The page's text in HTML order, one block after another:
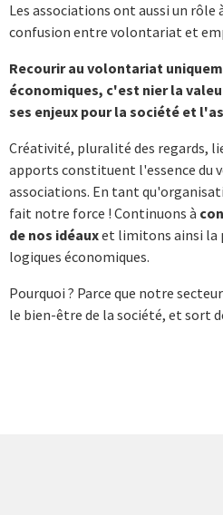
Les associations ont aussi un rôle
confusion entre volontariat et
Recourir au volontariat
économiques, c'est nier la
ses enjeux pour la société et
Créativité, pluralité des regards,
apports constituent l'essence du
associations. En tant
fait notre force ! Continuons à
de nos idéauxet limitons ainsi la
logiques économiques.
Pourquoi ? Parce que notre
le bien-être de la société, et sort